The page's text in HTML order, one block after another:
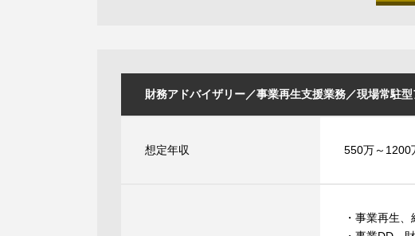
財務アドバイザリー／事業再生支援業務／現場常駐
想定年収 550万～1200
・事業再生